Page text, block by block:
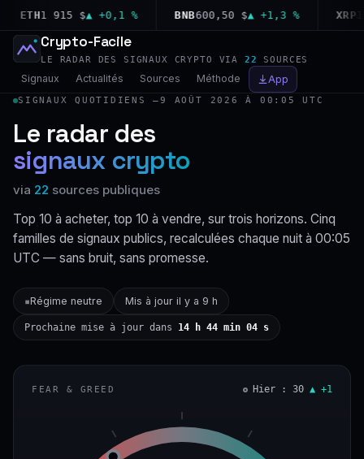
ETH1 915 $▲ +0,1 % BNB600,50 $▲ +1,3 % XRP
Crypto-Facile
LE RADAR DES SIGNAUX CRYPTO VIA 22 SOURCES
Signaux Actualités Sources Méthode App
SIGNAUX QUOTIDIENS —9 AOÛT 2026 À 00:05 UTC
Le radar des
signaux crypto
via 22 sources publiques
Top 10 à acheter, top 10 à vendre, sur trois horizons. Cinq
familles de signaux publics, recalculées chaque nuit à 00:05
UTC — sans bruit, sans promesse.
▪Régime neutre Mis à jour il y a 9 h
Prochaine mise à jour dans 14 h 44 min 03 s
FEAR & GREED Hier : 30 ▲ +1